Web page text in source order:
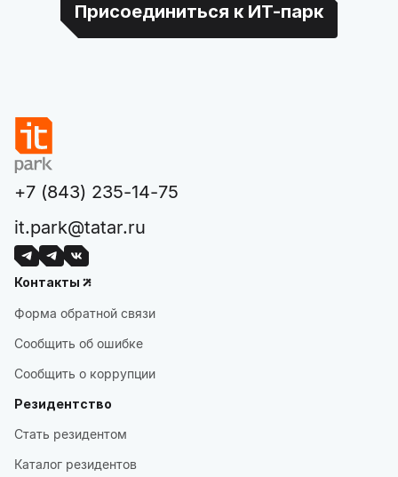
Присоединиться к ИТ-парк
+7 (843) 235-14-75
it.park@tatar.ru
Контакты
Форма обратной связи
Сообщить об ошибке
Сообщить о коррупции
Резидентство
Стать резидентом
Каталог резидентов